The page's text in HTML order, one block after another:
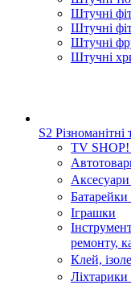
Штучні
Штучні
Штучні
Штучні
S2 Різноманітні
TV SHOP!
Аксесуари
Батарейки
Іграшки
ремонту,
Клей,
Ліхтарики